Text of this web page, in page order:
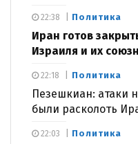
Политика
Иран готов
Израиля и их
22:38
Политика
Пезешкиан: атаки
были расколоть
22:18
Политика
22:03